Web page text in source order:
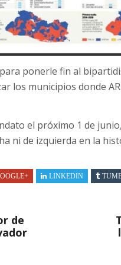
ponerle fin al
los municipios donde
el próximo 1 de
ni de izquierda en la
LINKEDIN
de